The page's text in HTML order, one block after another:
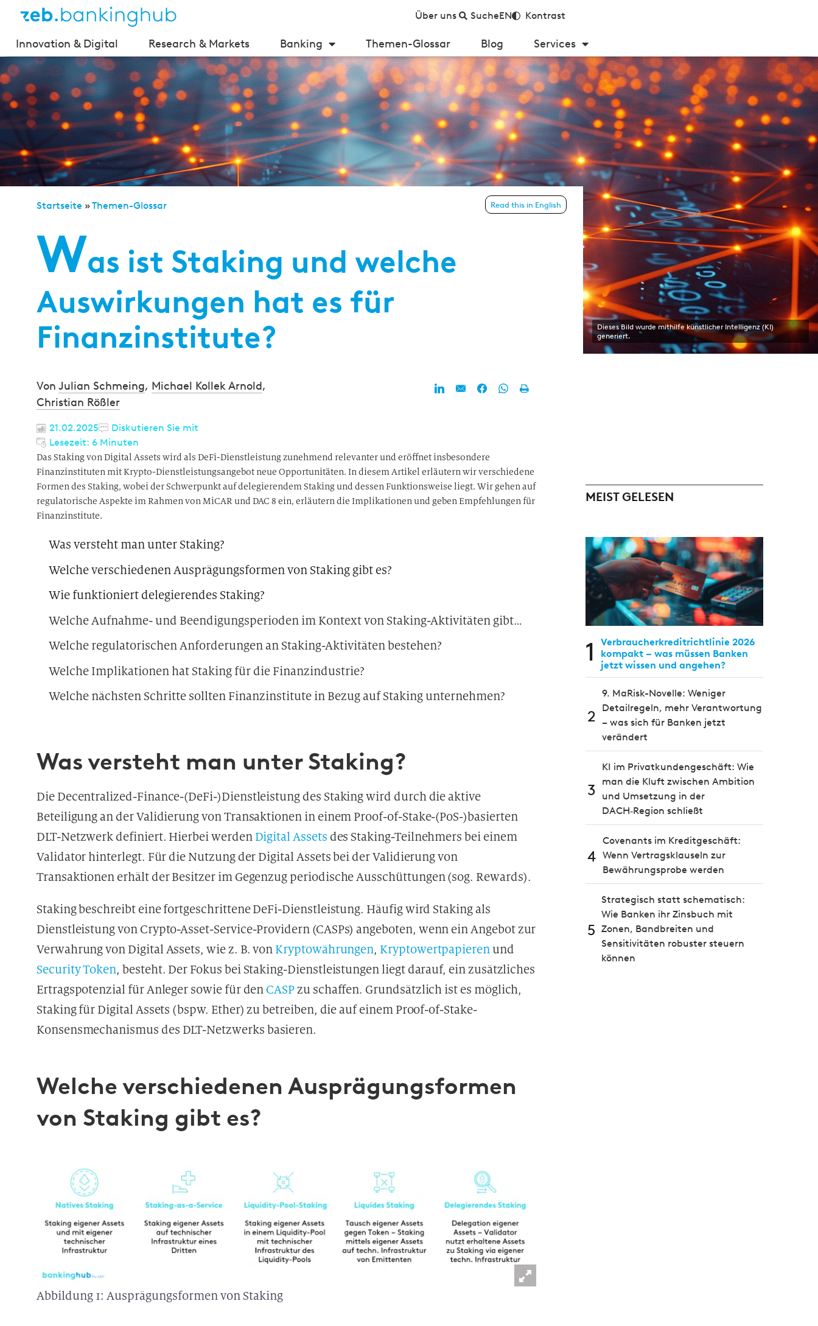
Über uns SucheEN Kontrast
Innovation & Digital Research & Markets Banking Themen-Glossar Blog Services
Startseite »Themen-Glossar Read this in English
Was ist Staking und welche
Auswirkungen hat es für
Finanzinstitute?
Dieses Bild wurde mithilfe künstlicher Intelligenz (KI)
generiert.
Von Julian Schmeing, Michael Kollek Arnold,
Christian Rößler
21.02.2025
Diskutieren Sie mit
Lesezeit: 6 Minuten
Das Staking von Digital Assets wird als DeFi-Dienstleistung zunehmend relevanter und eröffnet insbesondere
Finanzinstituten mit Krypto-Dienstleistungsangebot neue Opportunitäten. In diesem Artikel erläutern wir verschiedene
Formen des Staking, wobei der Schwerpunkt auf delegierendem Staking und dessen Funktionsweise liegt. Wir gehen auf
regulatorische Aspekte im Rahmen von MiCAR und DAC 8 ein, erläutern die Implikationen und geben Empfehlungen für
Finanzinstitute.
Was versteht man unter Staking?
Welche verschiedenen Ausprägungsformen von Staking gibt es?
Wie funktioniert delegierendes Staking?
Welche Aufnahme- und Beendigungsperioden im Kontext von Staking-Aktivitäten gibt es?
Welche regulatorischen Anforderungen an Staking-Aktivitäten bestehen?
Welche Implikationen hat Staking für die Finanzindustrie?
Welche nächsten Schritte sollten Finanzinstitute in Bezug auf Staking unternehmen?
Was versteht man unter Staking?
Die Decentralized-Finance-(DeFi-)Dienstleistung des Staking wird durch die aktive
Beteiligung an der Validierung von Transaktionen in einem Proof-of-Stake-(PoS-)basierten
DLT-Netzwerk definiert. Hierbei werden Digital Assets des Staking-Teilnehmers bei einem
Validator hinterlegt. Für die Nutzung der Digital Assets bei der Validierung von
Transaktionen erhält der Besitzer im Gegenzug periodische Ausschüttungen (sog. Rewards).
Staking beschreibt eine fortgeschrittene DeFi-Dienstleistung. Häufig wird Staking als
Dienstleistung von Crypto-Asset-Service-Providern (CASPs) angeboten, wenn ein Angebot zur
Verwahrung von Digital Assets, wie z. B. von Kryptowährungen, Kryptowertpapierenund
Security Token, besteht. Der Fokus bei Staking-Dienstleistungen liegt darauf, ein zusätzliches
Ertragspotenzial für Anleger sowie für denCASPzu schaffen. Grundsätzlich ist es möglich,
Staking für Digital Assets (bspw. Ether) zu betreiben, die auf einem Proof-of-Stake-
Konsensmechanismus des DLT-Netzwerks basieren.
Welche verschiedenen Ausprägungsformen
von Staking gibt es?
Abbildung 1: Ausprägungsformen von Staking
MEIST GELESEN
1
Verbraucherkreditrichtlinie 2026
kompakt – was müssen Banken
jetzt wissen und angehen?
2
9. MaRisk-Novelle: Weniger
Detailregeln, mehr Verantwortung
– was sich für Banken jetzt
verändert
3
KI im Privatkundengeschäft: Wie
man die Kluft zwischen Ambition
und Umsetzung in der
DACH‑Region schließt
4
Covenants im Kreditgeschäft:
Wenn Vertragsklauseln zur
Bewährungsprobe werden
5
Strategisch statt schematisch:
Wie Banken ihr Zinsbuch mit
Zonen, Bandbreiten und
Sensitivitäten robuster steuern
können